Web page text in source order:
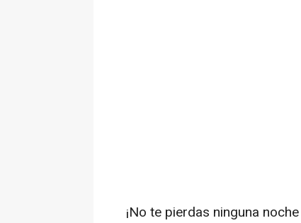
¡No te pierdas ninguna